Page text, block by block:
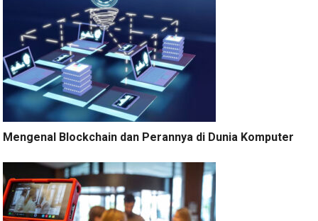
Mengenal Blockchain dan Perannya di Dunia Komputer